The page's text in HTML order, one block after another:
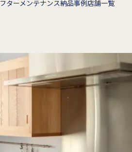
ターメンテナンス納品事例店舗一覧